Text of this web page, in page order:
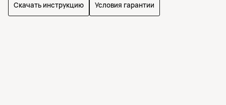
Скачать инструкцию Условия гарантии